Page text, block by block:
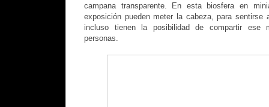
campana transparente. En esta biosfera en
exposición pueden meter la cabeza, para sentirse
incluso tienen la posibilidad de compartir ese
personas.